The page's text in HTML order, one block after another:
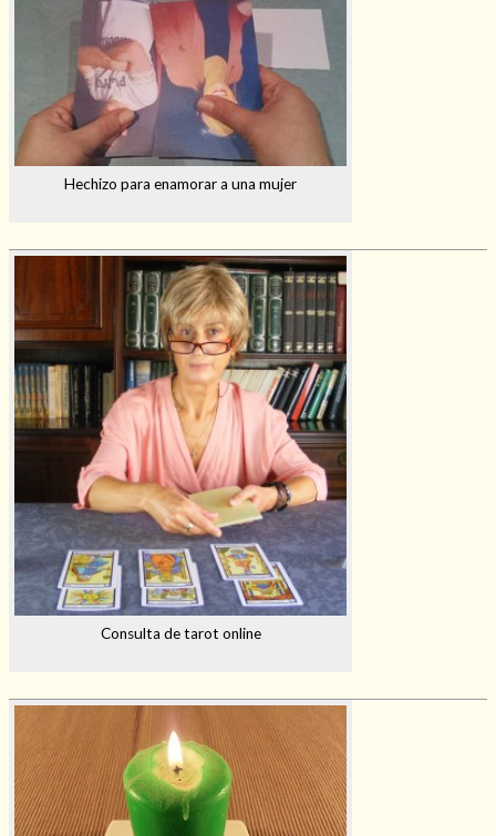
Hechizo para enamorar a una mujer
Consulta de tarot online